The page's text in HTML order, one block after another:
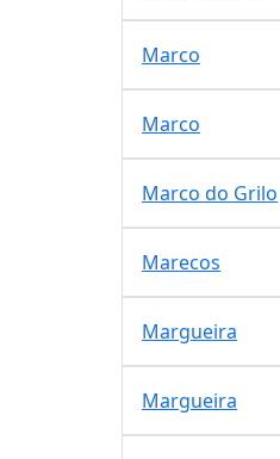
Marco
Marco
Marco do Grilo
Marecos
Margueira
Margueira